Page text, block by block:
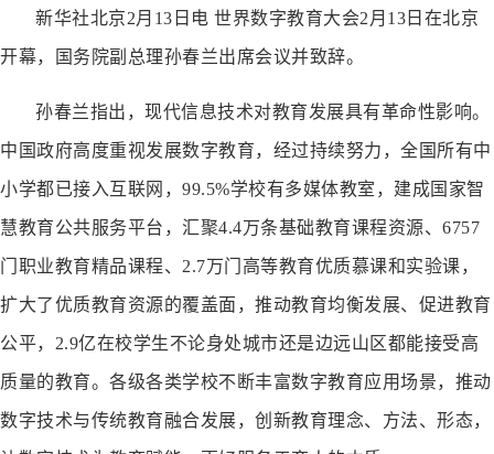
新华社北京2月13日电 世界数字教育大会2月13日在北京
开幕，国务院副总理孙春兰出席会议并致辞。
孙春兰指出，现代信息技术对教育发展具有革命性影响。
中国政府高度重视发展数字教育，经过持续努力，全国所有中
小学都已接入互联网，99.5%学校有多媒体教室，建成国家智
慧教育公共服务平台，汇聚4.4万条基础教育课程资源、6757
门职业教育精品课程、2.7万门高等教育优质慕课和实验课，
扩大了优质教育资源的覆盖面，推动教育均衡发展、促进教育
公平，2.9亿在校学生不论身处城市还是边远山区都能接受高
质量的教育。各级各类学校不断丰富数字教育应用场景，推动
数字技术与传统教育融合发展，创新教育理念、方法、形态，